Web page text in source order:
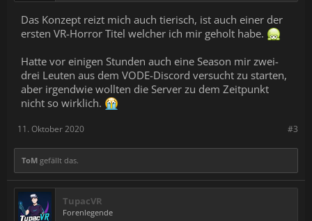
Das Konzept reizt mich auch tierisch, ist auch einer der
ersten VR-Horror Titel welcher ich mir geholt habe.
Hatte vor einigen Stunden auch eine Season mir zwei-
drei Leuten aus dem VODE-Discord versucht zu starten,
aber irgendwie wollten die Server zu dem Zeitpunkt
nicht so wirklich.
#3
11. Oktober 2020
ToM gefällt das.
TupacVR
Forenlegende